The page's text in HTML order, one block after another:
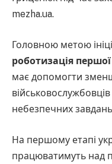
mezha.ua.
Головною метою
роботизація першої
має допомогти
небезпечних
На першому етапі
працюватимуть над